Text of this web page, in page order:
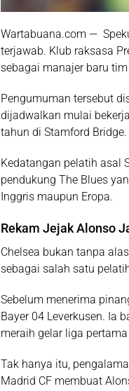
Wartabuana.com —
terjawab. Klub raksasa
sebagai manajer baru
Pengumuman tersebut
dijadwalkan mulai
tahun di Stamford Bridge.
Kedatangan pelatih asal
pendukung The Blues
Inggris maupun Eropa.
Rekam Jejak Alonso
Chelsea bukan tanpa
sebagai salah satu
Sebelum menerima
Bayer 04 Leverkusen. Ia
meraih gelar liga pertama
Tak hanya itu,
Madrid CF membuat